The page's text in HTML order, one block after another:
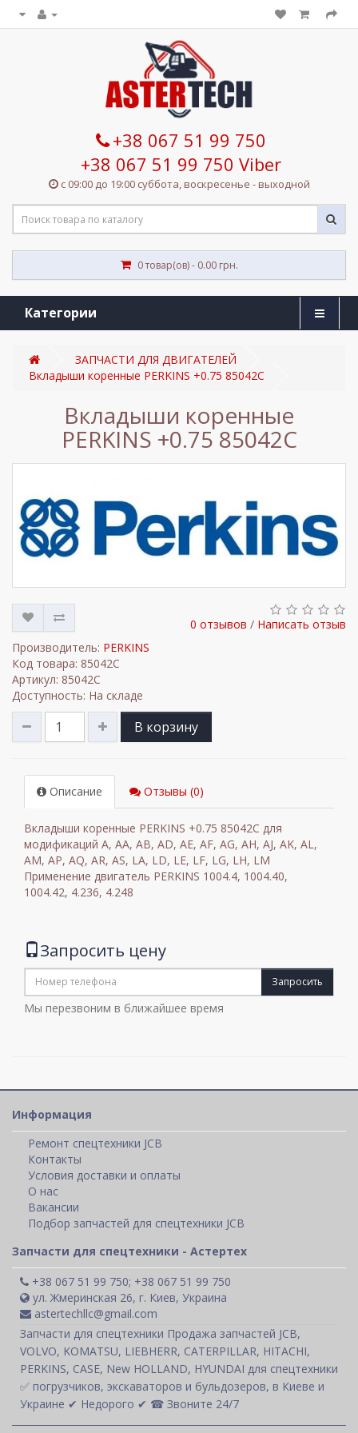
+38 067 51 99 750
+38 067 51 99 750 Viber
с 09:00 до 19:00 суббота, воскресенье - выходной
0 товар(ов) - 0.00 грн.
Категории
ЗАПЧАСТИ ДЛЯ ДВИГАТЕЛЕЙ
Вкладыши коренные PERKINS +0.75 85042C
Вкладыши коренные
PERKINS +0.75 85042C
0 отзывов / Написать отзыв
Производитель: PERKINS
Код товара: 85042C
Артикул: 85042C
Доступность: На складе
В корзину
Описание Отзывы (0)
Вкладыши коренные PERKINS +0.75 85042C для
модификаций A, AA, AB, AD, AE, AF, AG, AH, AJ, AK, AL,
AM, AP, AQ, AR, AS, LA, LD, LE, LF, LG, LH, LM
Применение двигатель PERKINS 1004.4, 1004.40,
1004.42, 4.236, 4.248
Запросить цену
Запросить
Мы перезвоним в ближайшее время
Информация
Ремонт спецтехники JCB
Контакты
Условия доставки и оплаты
О нас
Вакансии
Подбор запчастей для спецтехники JCB
Запчасти для спецтехники - Астертех
+38 067 51 99 750; +38 067 51 99 750
ул. Жмеринская 26, г. Киев, Украина
astertechllc@gmail.com
Запчасти для спецтехники Продажа запчастей JCB,
VOLVO, KOMATSU, LIEBHERR, CATERPILLAR, HITACHI,
PERKINS, CASE, New HOLLAND, HYUNDAI для спецтехники
✅ погрузчиков, экскаваторов и бульдозеров, в Киеве и
Украине ✔ Недорого ✔ ☎ Звоните 24/7